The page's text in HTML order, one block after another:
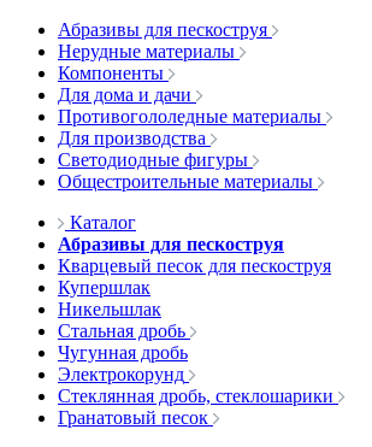
Абразивы для пескоструя
Нерудные материалы
Компоненты
Для дома и дачи
Противогололедные материалы
Для производства
Светодиодные фигуры
Общестроительные материалы
Каталог
Абразивы для пескоструя
Кварцевый песок для пескоструя
Купершлак
Никельшлак
Стальная дробь
Чугунная дробь
Электрокорунд
Стеклянная дробь, стеклошарики
Гранатовый песок